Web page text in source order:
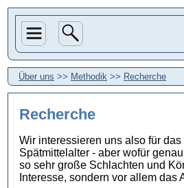
Über uns >> Methodik >> Recherche
Recherche
Wir interessieren uns also für
Spätmittelalter - aber wofür
so sehr große Schlachten und
Interesse, sondern vor allem das